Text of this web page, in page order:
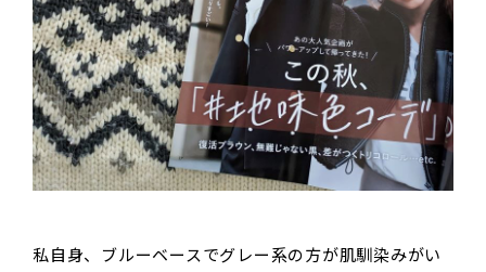
私自身、ブルーベースでグレー系の方が肌馴染みがい